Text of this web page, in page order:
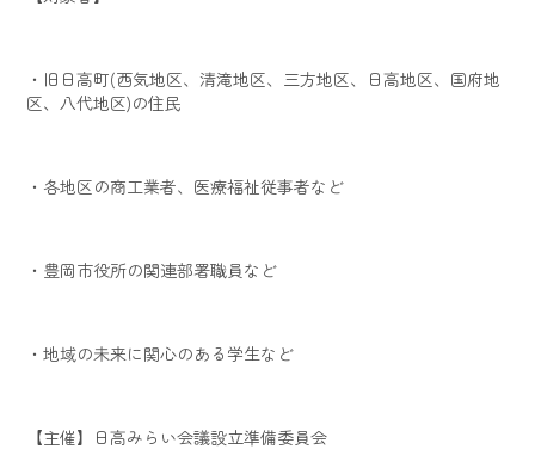
・旧日高町(西気地区、清滝地区、三方地区、日高地区、国府地
区、八代地区)の住民
・各地区の商工業者、医療福祉従事者など
・豊岡市役所の関連部署職員など
・地域の未来に関心のある学生など
【主催】日高みらい会議設立準備委員会